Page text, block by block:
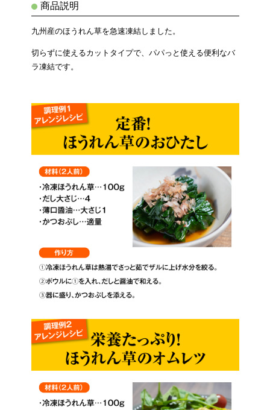
商品説明
九州産のほうれん草を急速凍結しました。
切らずに使えるカットタイプで、パパっと使える便利なバ
ラ凍結です。